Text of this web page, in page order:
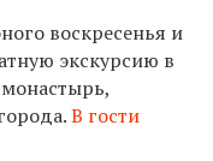
воскресенья и
экскурсию в
В гости